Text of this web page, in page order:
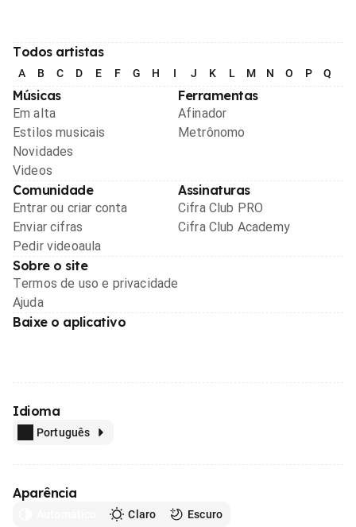
Todos artistas
A B C D E F G H I J K L M N O P Q
Músicas
Em alta
Estilos musicais
Novidades
Videos
Ferramentas
Afinador
Metrônomo
Comunidade
Entrar ou criar conta
Enviar cifras
Pedir videoaula
Assinaturas
Cifra Club PRO
Cifra Club Academy
Sobre o site
Termos de uso e privacidade
Ajuda
Baixe o aplicativo
Idioma
Português
Aparência
Claro Escuro